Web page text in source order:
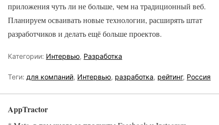
приложения чуть ли не больше, чем на традиционный веб.
Планируем осваивать новые технологии, расширять штат
разработчиков и делать ещё больше проектов.
Категории: Интервью, Разработка
Теги: для компаний, Интервью, разработка, рейтинг, Россия
AppTractor